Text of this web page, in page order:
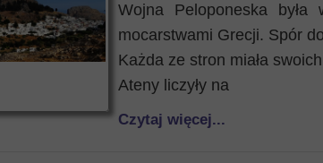
Wojna Peloponeska
mocarstwami Grecji. Spór
Każda ze stron miała
Ateny liczyły na
Czytaj więcej...